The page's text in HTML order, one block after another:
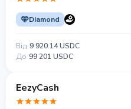
Diamond
Від 9 920.14 USDC
До 99 201 USDC
EezyCash